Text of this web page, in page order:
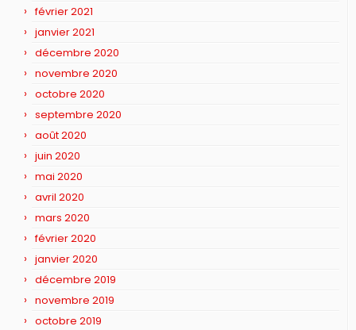
février 2021
janvier 2021
décembre 2020
novembre 2020
octobre 2020
septembre 2020
août 2020
juin 2020
mai 2020
avril 2020
mars 2020
février 2020
janvier 2020
décembre 2019
novembre 2019
octobre 2019